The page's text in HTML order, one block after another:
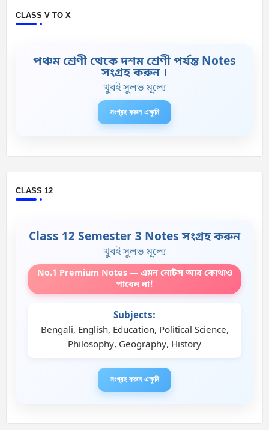
CLASS V TO X
পঞ্চম শ্রেণী থেকে দশম শ্রেণী পর্যন্ত Notes
সংগ্রহ করুন ।
খুবই সুলভ মূল্যে
সংগ্রহ করুন এক্ষুনি
CLASS 12
Class 12 Semester 3 Notes সংগ্রহ করুন
খুবই সুলভ মূল্যে
No.1 Premium Notes — এমন নোটস আর কোথাও
পাবেন না!
Subjects:
Bengali, English, Education, Political Science,
Philosophy, Geography, History
সংগ্রহ করুন এক্ষুনি